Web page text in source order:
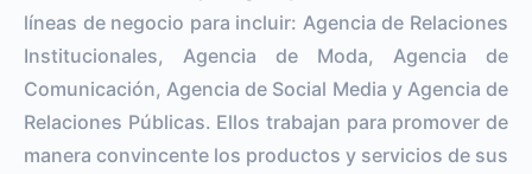
líneas de negocio para incluir: Agencia de Relaciones
Institucionales, Agencia de Moda, Agencia de
Comunicación, Agencia de Social Media y Agencia de
Relaciones Públicas. Ellos trabajan para promover de
manera convincente los productos y servicios de sus